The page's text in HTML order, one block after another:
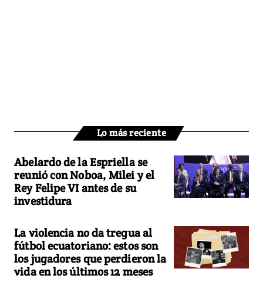
Lo más reciente
Abelardo de la Espriella se
reunió con Noboa, Milei y el
Rey Felipe VI antes de su
investidura
La violencia no da tregua al
fútbol ecuatoriano: estos son
los jugadores que perdieron la
vida en los últimos 12 meses